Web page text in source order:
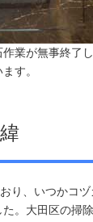
業が無事終了し
す。
り、いつかコ
た。大田区の掃